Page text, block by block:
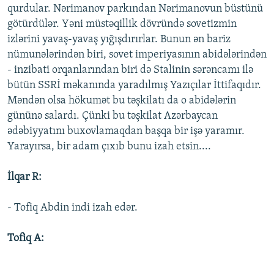
qurdular. Nərimanov parkından Nərimanovun büstünü
götürdülər. Yəni müstəqillik dövründə sovetizmin
izlərini yavaş-yavaş yığışdırırlar. Bunun ən bariz
nümunələrindən biri, sovet imperiyasının abidələrindən
- inzibati orqanlarından biri də Stalinin sərəncamı ilə
bütün SSRİ məkanında yaradılmış Yazıçılar İttifaqıdır.
Məndən olsa hökumət bu təşkilatı da o abidələrin
gününə salardı. Çünki bu təşkilat Azərbaycan
ədəbiyyatını buxovlamaqdan başqa bir işə yaramır.
Yarayırsa, bir adam çıxıb bunu izah etsin....
İlqar R:
- Tofiq Abdin indi izah edər.
Tofiq A: